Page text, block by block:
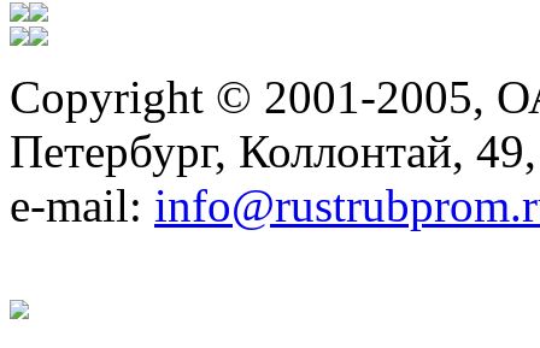
Copyright © 2001-2005,
Петербург, Коллонтай,
е-mail: